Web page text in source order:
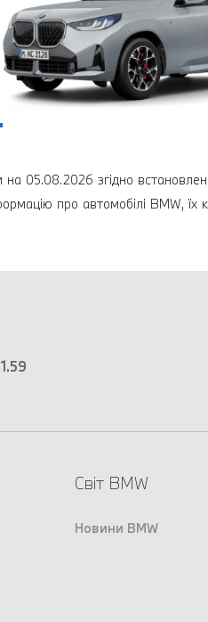
на 05.08.2026 згідно
про автомобілі BMW, їх
Світ BMW
Новини BMW